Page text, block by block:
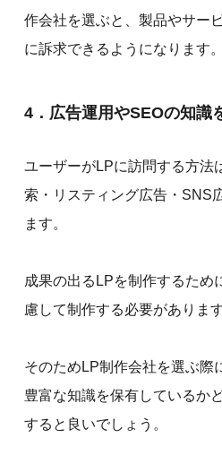
作会社を選ぶと、製品やサー
に訴求できるようになります。
4．広告運用やSEOの知識
ユーザーがLPに訪問する方法
索・リスティング広告・SNS
ます。
成果の出るLPを制作するため
慮して制作する必要があります
そのためLP制作会社を選ぶ際
豊富な知識を保有しているか
すると良いでしょう。